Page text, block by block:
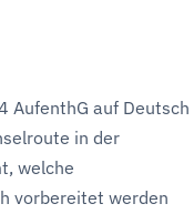
AufenthG auf Deutsch
in der
welche
vorbereitet werden